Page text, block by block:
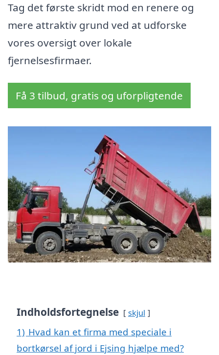
Tag det første skridt mod en renere og
mere attraktiv grund ved at udforske
vores oversigt over lokale
fjernelsesfirmaer.
Få 3 tilbud, gratis og uforpligtende
Indholdsfortegnelse skjul
1) Hvad kan et firma med speciale i
bortkørsel af jord i Ejsing hjælpe med?